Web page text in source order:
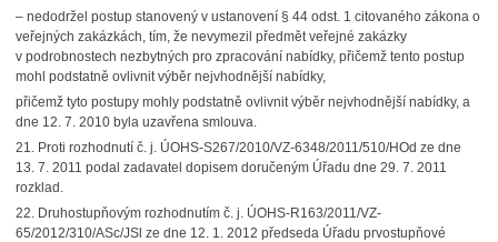
– nedodržel postup stanovený v ustanovení § 44 odst. 1 citovaného zákona o
veřejných zakázkách, tím, že nevymezil předmět veřejné zakázky
v podrobnostech nezbytných pro zpracování nabídky, přičemž tento postup
mohl podstatně ovlivnit výběr nejvhodnější nabídky,
přičemž tyto postupy mohly podstatně ovlivnit výběr nejvhodnější nabídky, a
dne 12. 7. 2010 byla uzavřena smlouva.
21. Proti rozhodnutí č. j. ÚOHS-S267/2010/VZ-6348/2011/510/HOd ze dne
13. 7. 2011 podal zadavatel dopisem doručeným Úřadu dne 29. 7. 2011
rozklad.
22. Druhostupňovým rozhodnutím č. j. ÚOHS-R163/2011/VZ-
65/2012/310/ASc/JSl ze dne 12. 1. 2012 předseda Úřadu prvostupňové